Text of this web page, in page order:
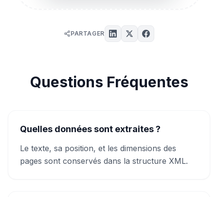
PARTAGER
Questions Fréquentes
Quelles données sont extraites ?
Le texte, sa position, et les dimensions des
pages sont conservés dans la structure XML.